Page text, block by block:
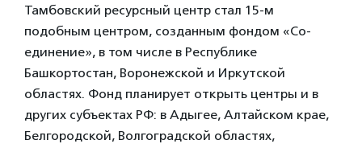
Тамбовский ресурсный центр стал 15-м
подобным центром, созданным фондом «Со-
единение», в том числе в Республике
Башкортостан, Воронежской и Иркутской
областях. Фонд планирует открыть центры и в
других субъектах РФ: в Адыгее, Алтайском крае,
Белгородской, Волгоградской областях,